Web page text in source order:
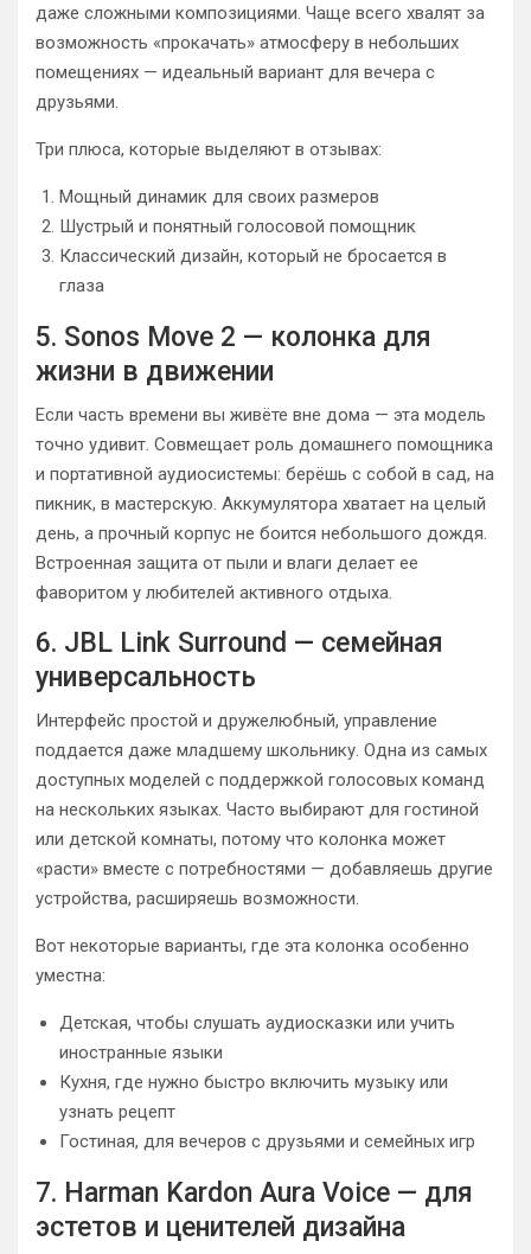
даже сложными композициями. Чаще всего хвалят за
возможность «прокачать» атмосферу в небольших
помещениях — идеальный вариант для вечера с
друзьями.
Три плюса, которые выделяют в отзывах:
Мощный динамик для своих размеров
Шустрый и понятный голосовой помощник
Классический дизайн, который не бросается в
глаза
5. Sonos Move 2 — колонка для
жизни в движении
Если часть времени вы живёте вне дома — эта модель
точно удивит. Совмещает роль домашнего помощника
и портативной аудиосистемы: берёшь с собой в сад, на
пикник, в мастерскую. Аккумулятора хватает на целый
день, а прочный корпус не боится небольшого дождя.
Встроенная защита от пыли и влаги делает ее
фаворитом у любителей активного отдыха.
6. JBL Link Surround — семейная
универсальность
Интерфейс простой и дружелюбный, управление
поддается даже младшему школьнику. Одна из самых
доступных моделей с поддержкой голосовых команд
на нескольких языках. Часто выбирают для гостиной
или детской комнаты, потому что колонка может
«расти» вместе с потребностями — добавляешь другие
устройства, расширяешь возможности.
Вот некоторые варианты, где эта колонка особенно
уместна:
Детская, чтобы слушать аудиосказки или учить
иностранные языки
Кухня, где нужно быстро включить музыку или
узнать рецепт
Гостиная, для вечеров с друзьями и семейных игр
7. Harman Kardon Aura Voice — для
эстетов и ценителей дизайна